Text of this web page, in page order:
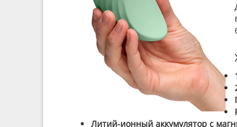
Литий-ионный аккумулятор с